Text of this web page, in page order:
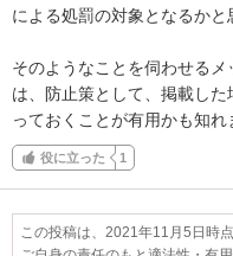
による処罰の対象となるかと
そのようなことを伺わせる
は、防止策として、掲載し
っておくことが有用かも知れ
役に立った 1
この投稿は、2021年11月5日時点